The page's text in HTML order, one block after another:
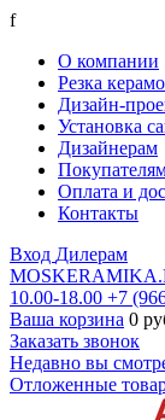
f
О компании
Резка
Дизайн-
Установка
Дизайнерам
Оплата и
Контакты
Вход Дилерам
10.00-18.00 +7
Ваша корзина 0
Заказать звонок
Недавно вы
Отложенные